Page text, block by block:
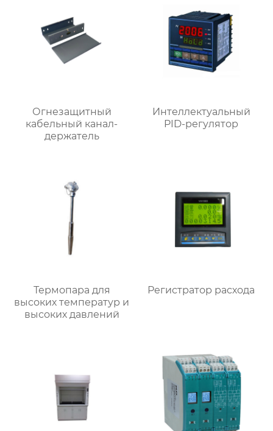
Огнезащитный
кабельный канал-
держатель
Интеллектуальный
PID-регулятор
Термопара для
высоких температур и
высоких давлений
Регистратор расхода